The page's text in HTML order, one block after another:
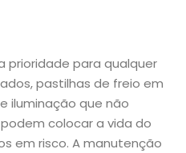
prioridade para qualquer
pastilhas de freio em
iluminação que não
colocar a vida do
em risco. A manutenção